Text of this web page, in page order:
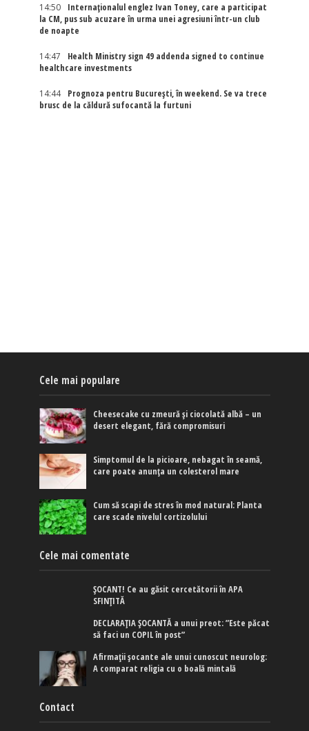
14:50
Internaţionalul englez Ivan Toney, care a participat
la CM, pus sub acuzare în urma unei agresiuni într-un club
de noapte
14:47
Health Ministry sign 49 addenda signed to continue
healthcare investments
14:44
Prognoza pentru București, în weekend. Se va trece
brusc de la căldură sufocantă la furtuni
Cele mai populare
Cheesecake cu zmeură și ciocolată albă – un
desert elegant, fără compromisuri
Simptomul de la picioare, nebagat în seamă,
care poate anunța un colesterol mare
Cum să scapi de stres în mod natural: Planta
care scade nivelul cortizolului
Cele mai comentate
ȘOCANT! Ce au găsit cercetătorii în APA
SFINȚITĂ
DECLARAȚIA ȘOCANTĂ a unui preot: ”Este păcat
să faci un COPIL în post”
Afirmaţii şocante ale unui cunoscut neurolog:
A comparat religia cu o boală mintală
Contact